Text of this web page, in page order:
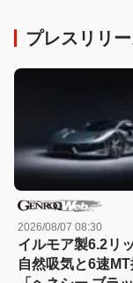
プレスリリ
2026/08/07 08:30
イルモア製6.2リ
自然吸気と6速